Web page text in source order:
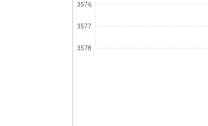
3576
3577
3578